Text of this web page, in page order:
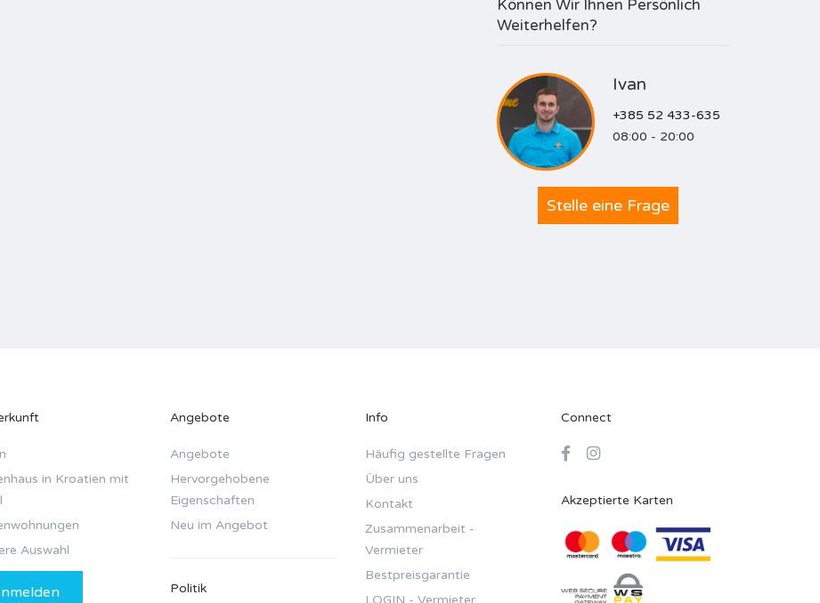
Können Wir Ihnen Persönlich
Weiterhelfen?
Ivan
+385 52 433-635
08:00 - 20:00
Stelle eine Frage
in Kroatien mit
Auswahl
Angebote
Angebote
Hervorgehobene
Eigenschaften
Neu im Angebot
Politik
Info
Häufig gestellte Fragen
Über uns
Kontakt
Zusammenarbeit -
Vermieter
Bestpreisgarantie
LOGIN - Vermieter
Connect
Akzeptierte Karten